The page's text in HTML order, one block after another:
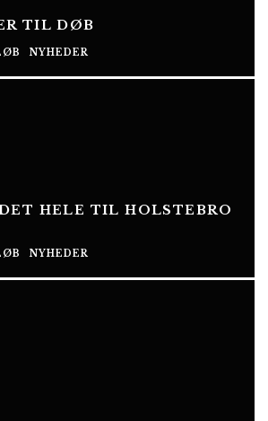
TIL DØB
NYHEDER
HELE TIL HOLSTEBRO
NYHEDER